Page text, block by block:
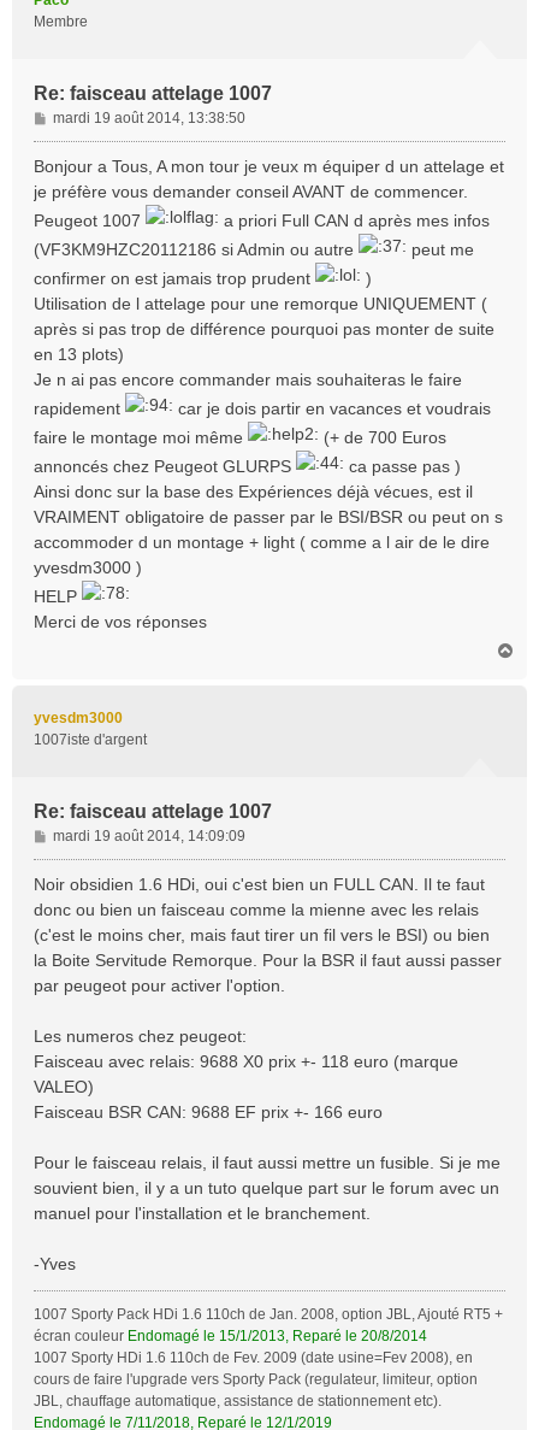
Membre
Re: faisceau attelage 1007
M
e
s
a
g
e
mardi 19 août 2014, 13:38:50
Bonjour a Tous, A mon tour je veux m équiper d un attelage et
je préfère vous demander conseil AVANT de commencer.
Peugeot 1007
a priori Full CAN d après mes infos
(VF3KM9HZC20112186 si Admin ou autre
peut me
confirmer on est jamais trop prudent
)
Utilisation de l attelage pour une remorque UNIQUEMENT (
après si pas trop de différence pourquoi pas monter de suite
en 13 plots)
Je n ai pas encore commander mais souhaiteras le faire
rapidement
car je dois partir en vacances et voudrais
faire le montage moi même
(+ de 700 Euros
annoncés chez Peugeot GLURPS
ca passe pas )
Ainsi donc sur la base des Expériences déjà vécues, est il
VRAIMENT obligatoire de passer par le BSI/BSR ou peut on s
accommoder d un montage + light ( comme a l air de le dire
yvesdm3000 )
HELP
Merci de vos réponses
yvesdm3000
1007iste d'argent
Re: faisceau attelage 1007
M
e
s
g
e
mardi 19 août 2014, 14:09:09
Noir obsidien 1.6 HDi, oui c'est bien un FULL CAN. Il te faut
donc ou bien un faisceau comme la mienne avec les relais
(c'est le moins cher, mais faut tirer un fil vers le BSI) ou bien
la Boite Servitude Remorque. Pour la BSR il faut aussi passer
par peugeot pour activer l'option.
Les numeros chez peugeot:
Faisceau avec relais: 9688 X0 prix +- 118 euro (marque
VALEO)
Faisceau BSR CAN: 9688 EF prix +- 166 euro
Pour le faisceau relais, il faut aussi mettre un fusible. Si je me
souvient bien, il y a un tuto quelque part sur le forum avec un
manuel pour l'installation et le branchement.
-Yves
1007 Sporty Pack HDi 1.6 110ch de Jan. 2008, option JBL, Ajouté RT5 +
écran couleur Endomagé le 15/1/2013, Reparé le 20/8/2014
1007 Sporty HDi 1.6 110ch de Fev. 2009 (date usine=Fev 2008), en
cours de faire l'upgrade vers Sporty Pack (regulateur, limiteur, option
JBL, chauffage automatique, assistance de stationnement etc).
Endomagé le 7/11/2018, Reparé le 12/1/2019